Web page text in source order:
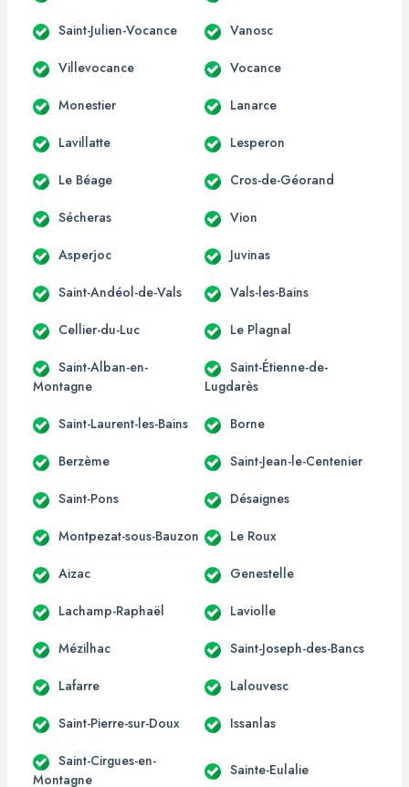
Saint-Julien-Vocance Vanosc
Villevocance Vocance
Monestier Lanarce
Lavillatte Lesperon
Le Béage Cros-de-Géorand
Sécheras Vion
Asperjoc Juvinas
Saint-Andéol-de-Vals Vals-les-Bains
Cellier-du-Luc Le Plagnal
Saint-Alban-en-
Montagne
Saint-Étienne-de-
Lugdarès
Saint-Laurent-les-Bains Borne
Berzème Saint-Jean-le-Centenier
Saint-Pons Désaignes
Montpezat-sous-Bauzon Le Roux
Aizac Genestelle
Lachamp-Raphaël Laviolle
Mézilhac Saint-Joseph-des-Bancs
Lafarre Lalouvesc
Saint-Pierre-sur-Doux Issanlas
Saint-Cirgues-en-
Montagne
Sainte-Eulalie